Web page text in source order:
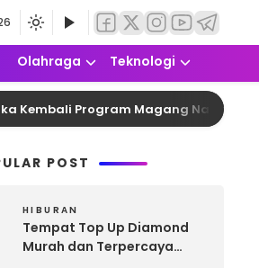
Olahraga Teknologi
Program Magang Nasional
POST
HIBURAN
Tempat Top Up Diamond
Murah dan Terpercaya